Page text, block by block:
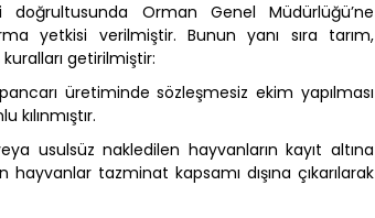
Orman Genel Müdürlüğü’ne
yetkisi verilmiştir. Bunun yanı sıra tarım,
getirilmiştir:
üretiminde sözleşmesiz ekim yapılması
usulsüz nakledilen hayvanların kayıt altına
hayvanlar tazminat kapsamı dışına çıkarılarak